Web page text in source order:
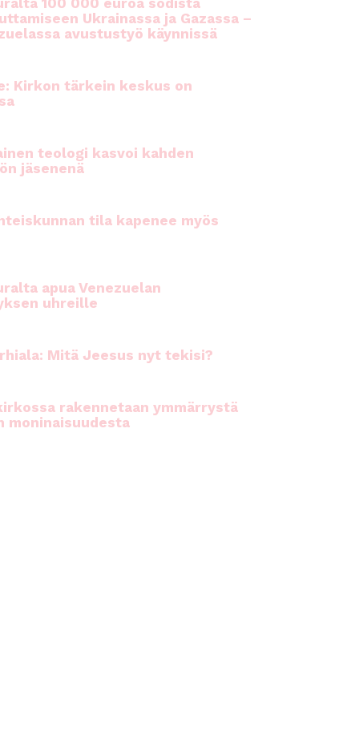
100 000 euroa sodista
Ukrainassa ja Gazassa –
avustustyö käynnissä
Kirkon tärkein keskus on
teologi kasvoi kahden
jäsenenä
tila kapenee myös
apua Venezuelan
uhreille
Mitä Jeesus nyt tekisi?
rakennetaan ymmärrystä
moninaisuudesta